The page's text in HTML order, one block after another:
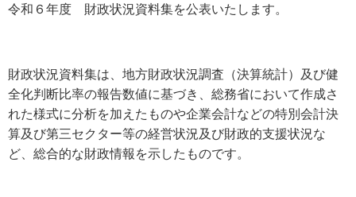
令和６年度 財政状況資料集を公表いたします。
財政状況資料集は、地方財政状況調査（決算統計）及び健
全化判断比率の報告数値に基づき、総務省において作成さ
れた様式に分析を加えたものや企業会計などの特別会計決
算及び第三セクター等の経営状況及び財政的支援状況な
ど、総合的な財政情報を示したものです。